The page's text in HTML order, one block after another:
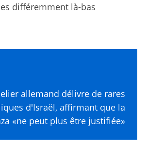
différemment là-bas
allemand délivre de rares
d'Israël, affirmant que la
«ne peut plus être justifiée»